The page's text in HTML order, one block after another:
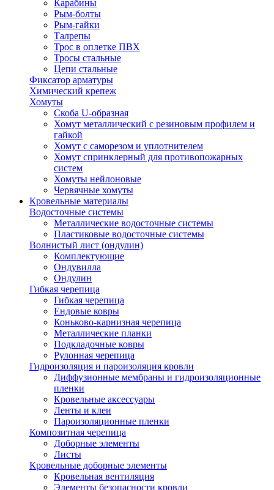
Карабины
Рым-болты
Рым-гайки
Талрепы
Трос в оплетке ПВХ
Тросы стальные
Цепи стальные
Фиксатор арматуры
Химический крепеж
Хомуты
Скоба U-образная
Хомут металлический с резиновым профилем и
гайкой
Хомут с саморезом и уплотнителем
Хомут спринклерный для противопожарных
систем
Хомуты нейлоновые
Червячные хомуты
Кровельные материалы
Водосточные системы
Металлические водосточные системы
Пластиковые водосточные системы
Волнистый лист (ондулин)
Комплектующие
Ондувилла
Ондулин
Гибкая черепица
Гибкая черепица
Ендовые ковры
Коньково-карнизная черепица
Металлические планки
Подкладочные ковры
Рулонная черепица
Гидроизоляция и пароизоляция кровли
Диффузионные мембраны и гидроизоляционные
пленки
Кровельные аксессуары
Ленты и клеи
Пароизоляционные пленки
Композитная черепица
Доборные элементы
Листы
Кровельные доборные элементы
Кровельная вентиляция
Элементы безопасности кровли